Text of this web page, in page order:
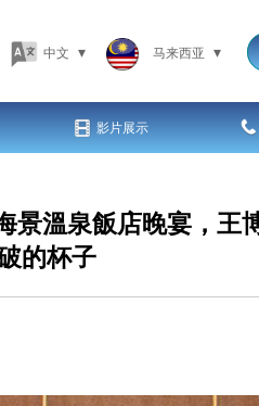
中文 ▾ 马来西亚 ▾
影片展示
景溫泉飯店晚宴，王
的杯子